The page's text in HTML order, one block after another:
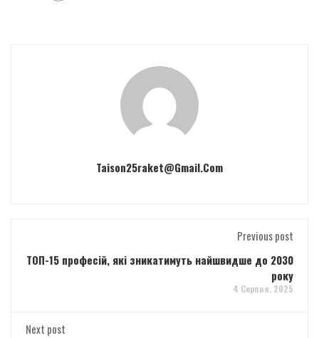
Taison25raket@gmail.com
Previous post
ТОП-15 професій, які зникатимуть найшвидше до 2030
року
4 Серпня, 2025
Next post